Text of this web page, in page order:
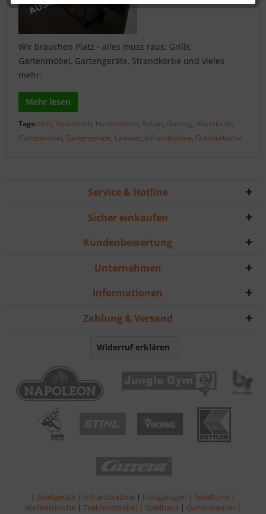
Wir brauchen Platz - alles muss raus: Grills,
Gartenmöbel, Gartengeräte, Strandkörbe und vieles
mehr.
Mehr lesen
Tags: Grill, Strandkorb, Herbstaktion, Rabatt, Günstig, Abverkauft,
Gartenmöbel, Gartengeräte, Laminat, Infrarotkabine, Outdoorküche
Service & Hotline
Sicher einkaufen
Kundenbewertung
Unternehmen
Informationen
Zahlung & Versand
Widerruf erklären
| Spielgeräte | Infrarotkabine | Holzgaragen | Spielturm |
Wellenrutsche | Teakholzmöbel | Spielhaus | Gartenhäuser |